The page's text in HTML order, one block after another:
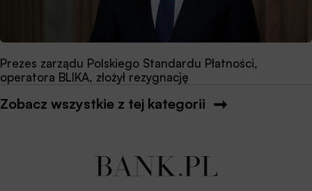
Prezes zarządu Polskiego Standardu Płatności,
operatora BLIKA, złożył rezygnację
Zobacz wszystkie z tej kategorii